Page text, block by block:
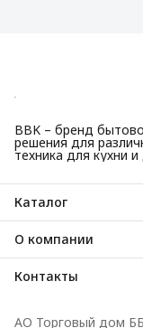
BBK – бренд
решения для
техника для кухни
Каталог
Красота и здоровье
Техника для кухни
Техника для дома
ТВ, аудио, видео
О компании
О нас
Гарантийные
Контакты
Телефон
АО Торговый дом